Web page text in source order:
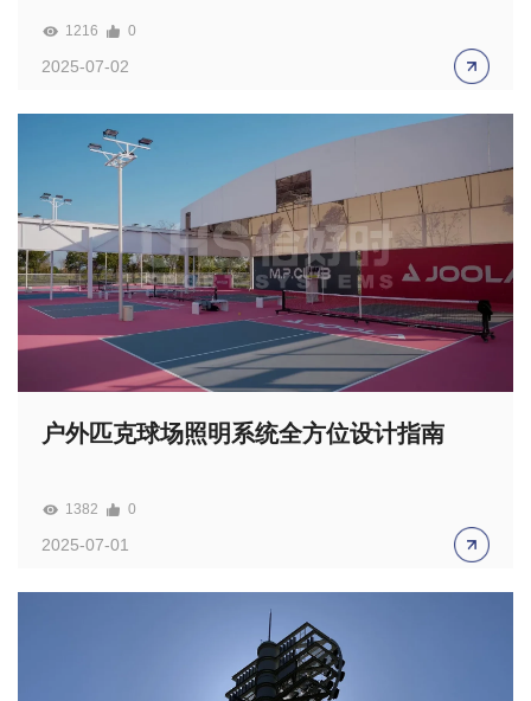
1216 0
2025-07-02
户外匹克球场照明系统全方位设计指南
1382 0
2025-07-01